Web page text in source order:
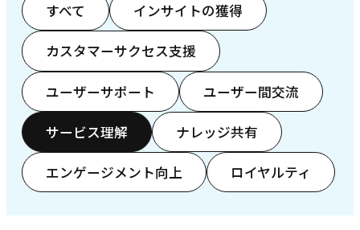
すべて インサイトの獲得
カスタマーサクセス支援
ユーザーサポート ユーザー間交流
サービス理解 ナレッジ共有
エンゲージメント向上 ロイヤルティ